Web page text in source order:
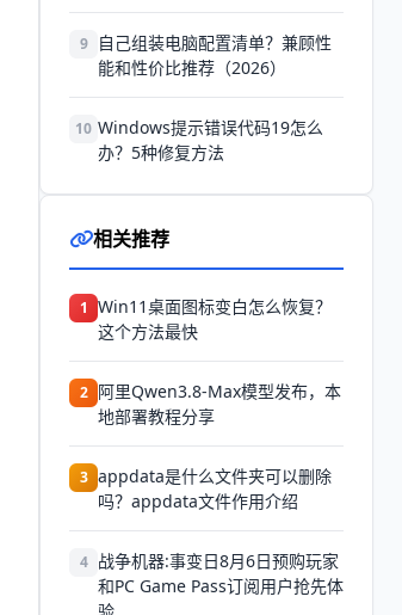
9
自己组装电脑配置清单？兼顾性
能和性价比推荐（2026）
10 Windows提示错误代码19怎么
办？5种修复方法
相关推荐
1 Win11桌面图标变白怎么恢复？
这个方法最快
2 阿里Qwen3.8-Max模型发布，本
地部署教程分享
3 appdata是什么文件夹可以删除
吗？appdata文件作用介绍
4 战争机器:事变日8月6日预购玩家
和PC Game Pass订阅用户抢先体